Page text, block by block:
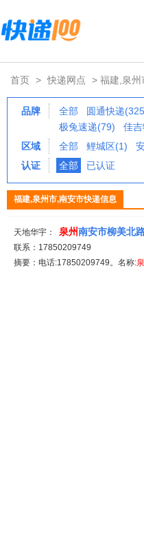
首页 > 快递网点 > 福建,泉州
品牌 全部 圆通快递
极兔速递(79)
佳
区域
全部 鲤城区(1)
认证
全部 已认证
福建,泉州市,南安市快递信息
天地华宇： 泉州南安市柳美北
联系：17850209749
摘要：电话:17850209749。名称:泉